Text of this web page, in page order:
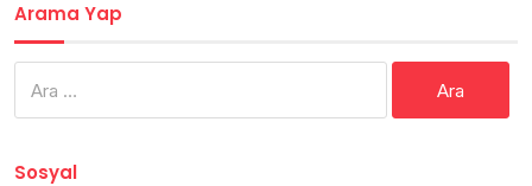
Arama Yap
Sosyal